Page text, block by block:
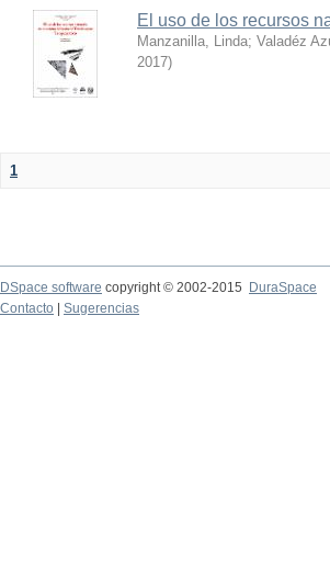
El uso de los recursos
Manzanilla, Linda; Valadéz
2017)
1
DSpace software copyright © 2002-2015
DuraSpace
Contacto
Sugerencias